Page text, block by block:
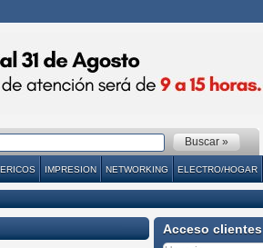
IMPRESION NETWORKING ELECTRO/HOGAR
Acceso clientes